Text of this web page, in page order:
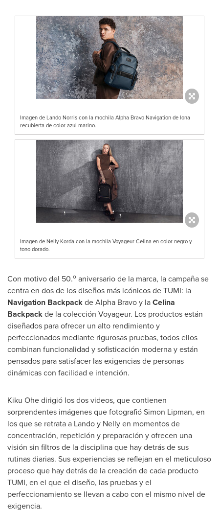
Imagen de Lando Norris con la mochila Alpha Bravo Navigation de lona
recubierta de color azul marino.
Imagen de Nelly Korda con la mochila Voyageur Celina en color negro y
tono dorado.
Con motivo del 50.o aniversario de la marca, la campaña se
centra en dos de los diseños más icónicos de TUMI: la
Navigation BackpackdeAlpha Bravoy laCelina
Backpackde la colección Voyageur. Los productos están
diseñados para ofrecer un alto rendimiento y
perfeccionados mediante rigurosas pruebas, todos ellos
combinan funcionalidad y sofisticación moderna y están
pensados para satisfacer las exigencias de personas
dinámicas con facilidad e intención.
Kiku Ohedirigió los dos videos, que contienen
sorprendentes imágenes que fotografióSimon Lipman, en
los que se retrata a Lando y Nelly en momentos de
concentración, repetición y preparación y ofrecen una
visión sin filtros de la disciplina que hay detrás de sus
rutinas diarias. Sus experiencias se reflejan en el meticuloso
proceso que hay detrás de la creación de cada producto
TUMI, en el que el diseño, las pruebas y el
perfeccionamiento se llevan a cabo con el mismo nivel de
exigencia.